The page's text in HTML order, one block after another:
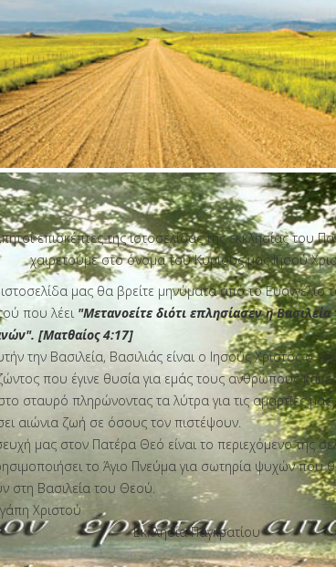
επισκέπτες της ιστοσελίδας της εκκλησίας του
χαιρετούμε στο όνομα του Κυρίους μας Ιησού
μας θα βρείτε μηνύματα από το Ευαγγέλιο
που λέει "Μετανοείτε διότι επλησίασεν η
[Ματθαίος 4:17]
την Βασιλεία, Βασιλιάς είναι ο Ιησούς Χριστός ο
που έγινε θυσία για εμάς τους ανθρώπους και
σταυρό πληρώνοντας τα λύτρα για τις αμαρτίες μας
αιώνια ζωή σε όσους τον πιστέψουν.
μας στον Πατέρα Θεό είναι το περιεχόμενο της
το Άγιο Πνεύμα για σωτηρία ψυχών που
στη Βασιλεία του Θεού.
Χριστού
Εκκλησία Παγκρατίου